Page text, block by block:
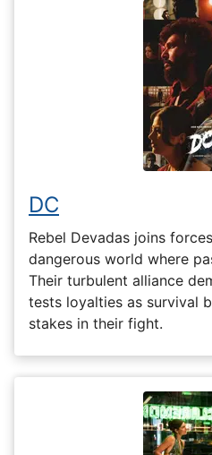
DC
Rebel Devadas joins
dangerous world where
Their turbulent alliance
tests loyalties as survival
stakes in their fight.